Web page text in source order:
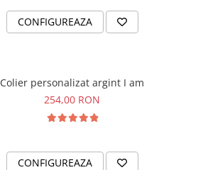
CONFIGUREAZA
Colier personalizat argint I am
254,00 RON
CONFIGUREAZA